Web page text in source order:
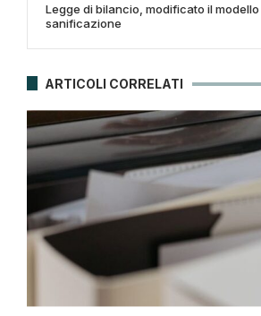
Legge di bilancio, modificato il modello
sanificazione
ARTICOLI CORRELATI